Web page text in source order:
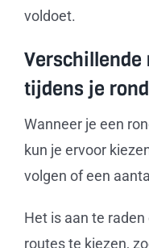
voldoet.
Verschillende
tijdens je
Wanneer je een
kun je ervoor
volgen of een
Het is aan te
routes te kiezen,